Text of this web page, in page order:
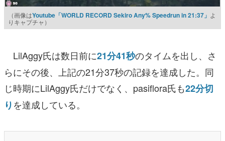
（画像はYoutube「WORLD RECORD Sekiro Any% Speedrun in 21:37」 よ
りキャプチャ）
LilAggy氏は数日前に21分41秒のタイムを出し、さ
らにその後、上記の21分37秒の記録を達成した。同
じ時期にLilAggy氏だけでなく、pasiflora氏も22分切
りを達成している。